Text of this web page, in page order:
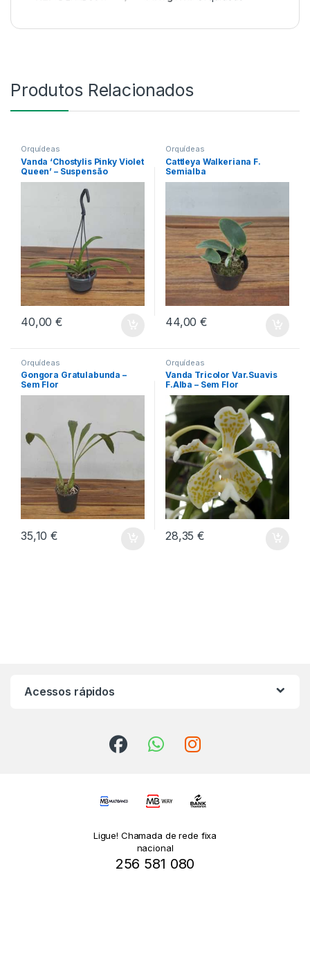
Produtos Relacionados
Orquídeas
Vanda ‘Chostylis Pinky Violet
Queen’ – Suspensão
40,00€
Orquídeas
Cattleya Walkeriana F.
Semialba
44,00€
Orquídeas
Gongora Gratulabunda –
Sem Flor
35,10€
Orquídeas
Vanda Tricolor Var.Suavis
F.Alba – Sem Flor
28,35€
Acessos rápidos
Ligue! Chamada de rede fixa
nacional
256 581 080